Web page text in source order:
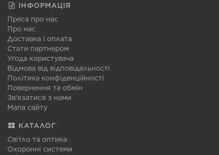
ІНФОРМАЦІЯ
Преса про нас
Про нас
Доставка і оплата
Стати партнером
Угода користувача
Відмова від відповідальності
Політика конфіденційності
Повернення та обмін
Зв'язатися з нами
Мапа сайту
КАТАЛОГ
Світло та оптика
Охоронні системи